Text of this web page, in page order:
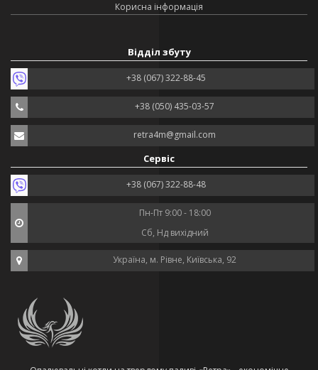
Корисна інформація
Відділ збуту
+38 (067) 322-88-45
+38 (050) 435-03-57
retra4m@gmail.com
Сервіс
+38 (067) 322-88-48
Пн-Пт 9:00 - 18:00
Сб, Нд вихідний
Україна, м. Рівне, Київська, 92